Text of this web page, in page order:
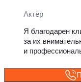
Актёр
Я благодарен
за их
и